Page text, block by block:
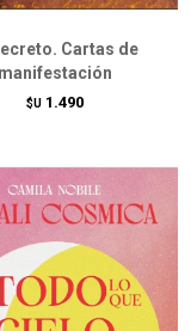
Cartas de
manifestación
$U 1.490